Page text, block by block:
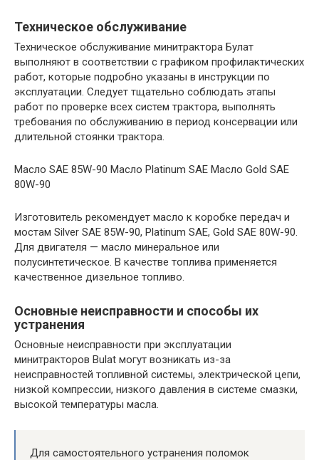
Техническое обслуживание
Техническое обслуживание минитрактора Булат
выполняют в соответствии с графиком профилактических
работ, которые подробно указаны в инструкции по
эксплуатации. Следует тщательно соблюдать этапы
работ по проверке всех систем трактора, выполнять
требования по обслуживанию в период консервации или
длительной стоянки трактора.
Масло SAE 85W-90 Масло Platinum SAE Масло Gold SAE
80W-90
Изготовитель рекомендует масло к коробке передач и
мостам Silver SAE 85W-90, Platinum SAE, Gold SAE 80W-90.
Для двигателя — масло минеральное или
полусинтетическое. В качестве топлива применяется
качественное дизельное топливо.
Основные неисправности и способы их
устранения
Основные неисправности при эксплуатации
минитракторов Bulat могут возникать из-за
неисправностей топливной системы, электрической цепи,
низкой компрессии, низкого давления в системе смазки,
высокой температуры масла.
Для самостоятельного устранения поломок